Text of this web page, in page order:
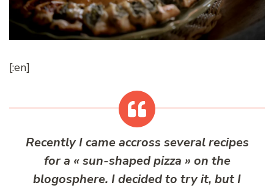
[:en]
Recently I came accross several recipes
for a « sun-shaped pizza » on the
blogosphere. I decided to try it, but I